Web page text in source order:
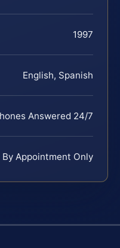
1997
English, Spanish
Answered 24/7
By Appointment Only